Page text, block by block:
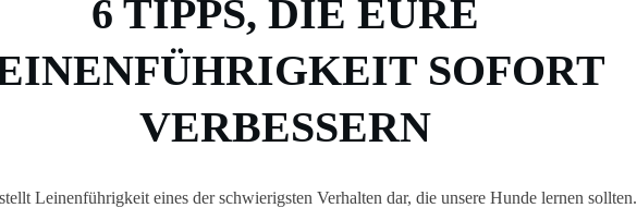
6 TIPPS, DIE EURE
SOFORT
VERBESSERN
Leinenführigkeit eines der schwierigsten Verhalten dar, die unsere Hunde lernen sollten.